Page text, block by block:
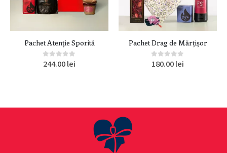
Pachet Atenție Sporită
0out of 5
244.00lei
Pachet Drag de Mărțișor
0 out of 5
180.00lei